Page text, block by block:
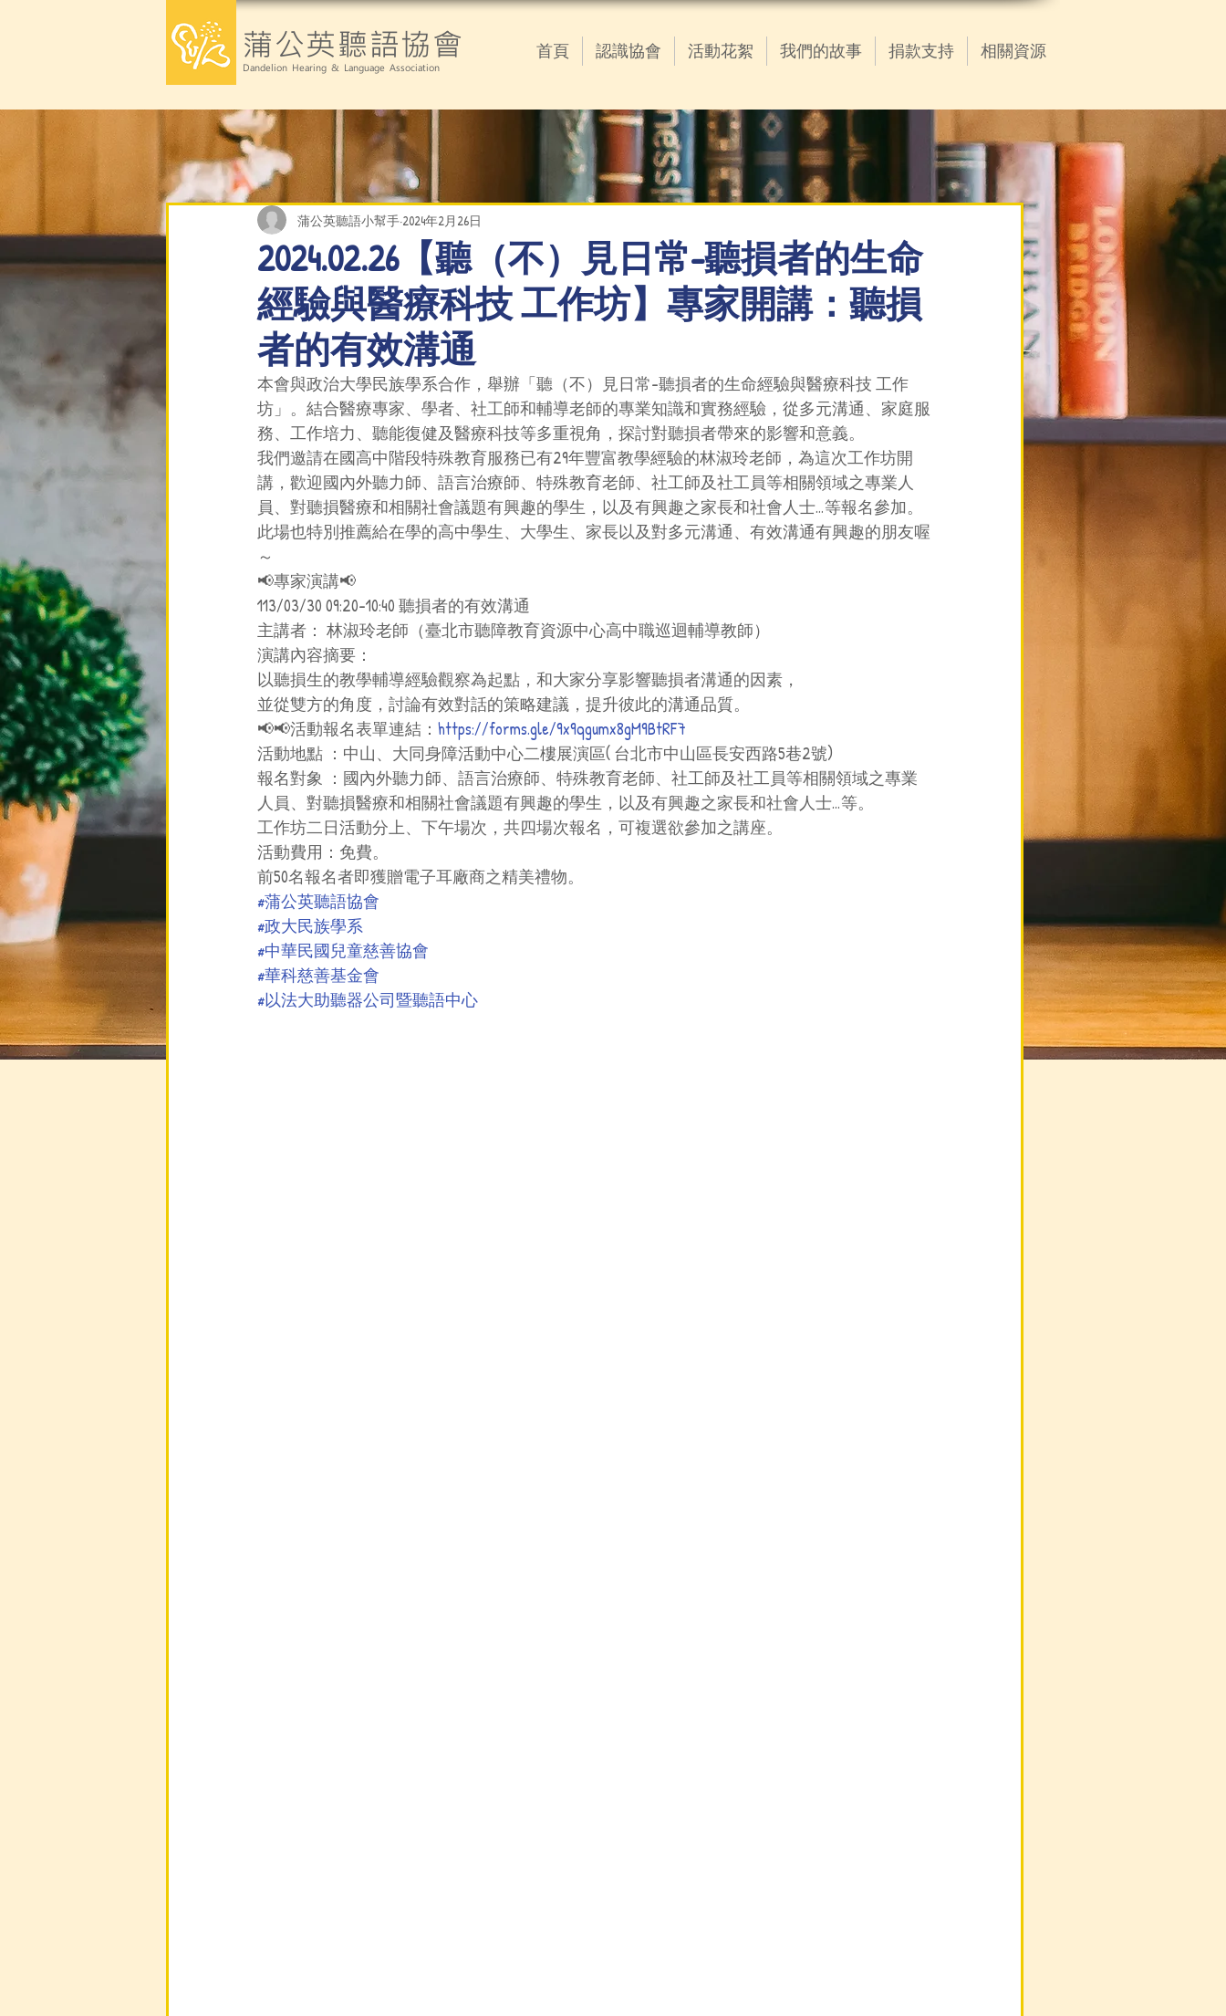
蒲公英聽語協會
Dandelion Hearing & Language Association
首頁 認識協會 活動花絮 我們的故事 捐款支持 相關資源
2024.02.26【聽（不）見日常-聽損者的生命
經驗與醫療科技 工作坊】專家開講：聽損
者的有效溝通
蒲公英聽語小幫手 2024年2月26日
本會與政治大學民族學系合作，舉辦「聽（不）見日常-聽損者的生命經驗與醫療科技 工作
坊」。結合醫療專家、學者、社工師和輔導老師的專業知識和實務經驗，從多元溝通、家庭服
務、工作培力、聽能復健及醫療科技等多重視角，探討對聽損者帶來的影響和意義。
我們邀請在國高中階段特殊教育服務已有29年豐富教學經驗的林淑玲老師，為這次工作坊開
講，歡迎國內外聽力師、語言治療師、特殊教育老師、社工師及社工員等相關領域之專業人
員、對聽損醫療和相關社會議題有興趣的學生，以及有興趣之家長和社會人士…等報名參加。
此場也特別推薦給在學的高中學生、大學生、家長以及對多元溝通、有效溝通有興趣的朋友喔
～
📢專家演講📢
113/03/30 09:20-10:40 聽損者的有效溝通
主講者： 林淑玲老師（臺北市聽障教育資源中心高中職巡迴輔導教師）
演講內容摘要：
以聽損生的教學輔導經驗觀察為起點，和大家分享影響聽損者溝通的因素，
並從雙方的角度，討論有效對話的策略建議，提升彼此的溝通品質。
📢📢活動報名表單連結： https://forms.gle/9x9qgumx8gM9BtRF7
活動地點 ：中山、大同身障活動中心二樓展演區( 台北市中山區長安西路5巷2號)
報名對象 ：國內外聽力師、語言治療師、特殊教育老師、社工師及社工員等相關領域之專業
人員、對聽損醫療和相關社會議題有興趣的學生，以及有興趣之家長和社會人士…等。
工作坊二日活動分上、下午場次，共四場次報名，可複選欲參加之講座。
活動費用：免費。
前50名報名者即獲贈電子耳廠商之精美禮物。
#蒲公英聽語協會
#政大民族學系
#中華民國兒童慈善協會
#華科慈善基金會
#以法大助聽器公司暨聽語中心